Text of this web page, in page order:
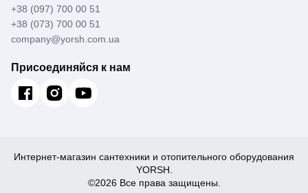
+38 (097) 700 00 51
+38 (073) 700 00 51
company@yorsh.com.ua
Присоединяйся к нам
Интернет-магазин сантехники и отопительного оборудования
YORSH.
©2026 Все права защищены.